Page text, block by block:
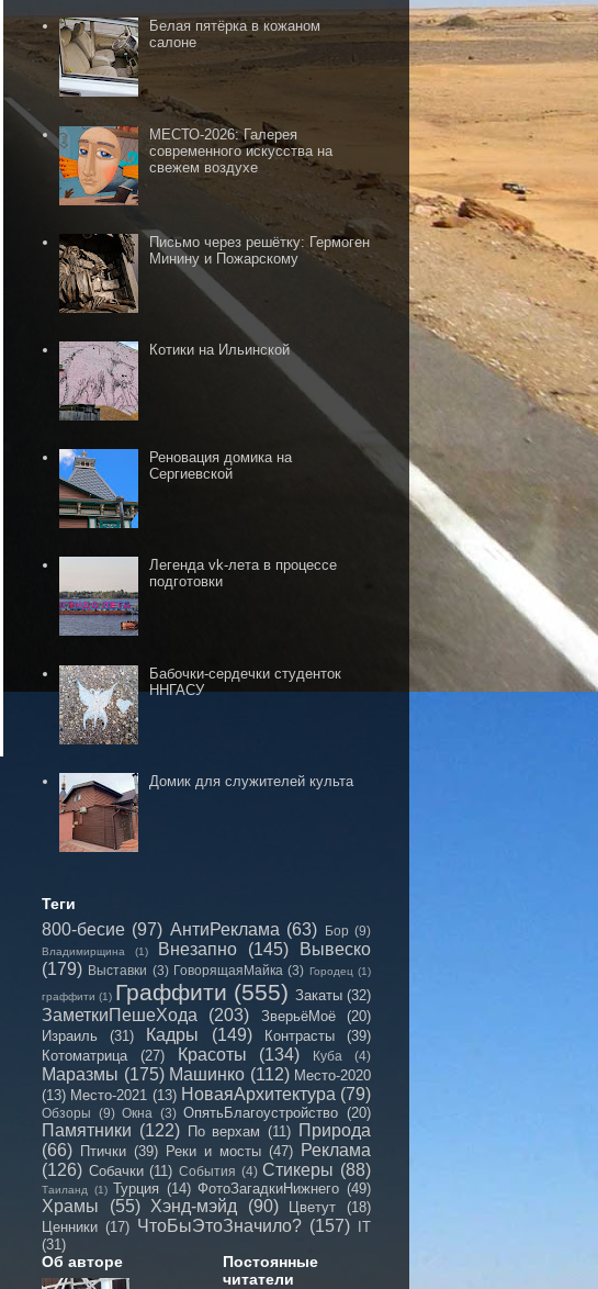
Белая пятёрка в кожаном
салоне
МЕСТО-2026: Галерея
современного искусства на
свежем воздухе
Письмо через решётку: Гермоген
Минину и Пожарскому
Котики на Ильинской
Реновация домика на
Сергиевской
Легенда vk-лета в процессе
подготовки
Бабочки-сердечки студенток
ННГАСУ
Домик для служителей культа
Теги
800-бесие (97) АнтиРеклама (63) Бор (9)
Владимирщина (1) Внезапно (145)
Вывеско
(179) Выставки (3) ГоворящаяМайка (3) Городец (1)
граффити (1) Граффити (555) Закаты (32)
ЗаметкиПешеХода (203) ЗверьёМоё
(20)
Израиль
(31) Кадры (149) Контрасты
(39)
Котоматрица
(27) Красоты (134) Куба (4)
Маразмы (175) Машинко (112) Место-2020
(13) Место-2021 (13) НоваяАрхитектура (79)
Обзоры (9) Окна (3) ОпятьБлагоустройство (20)
Памятники (122) По верхам (11) Природа
(66) Птички (39) Реки и мосты (47) Реклама
(126) Собачки (11) События (4) Стикеры (88)
Таиланд (1) Турция (14) ФотоЗагадкиНижнего (49)
Храмы (55) Хэнд-мэйд (90) Цветут
(18)
Ценники (17) ЧтоБыЭтоЗначило? (157)
IT
(31)
Об авторе
Постоянные
читатели